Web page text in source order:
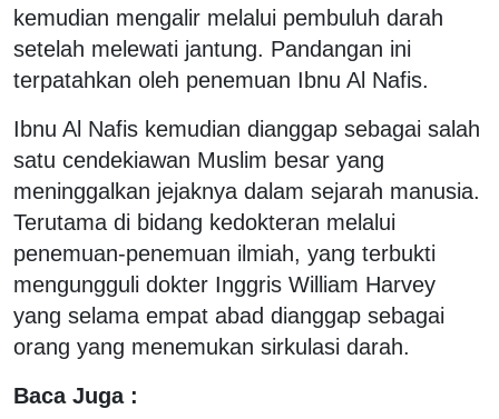
kemudian mengalir melalui pembuluh darah
setelah melewati jantung. Pandangan ini
terpatahkan oleh penemuan Ibnu Al Nafis.
Ibnu Al Nafis kemudian dianggap sebagai salah
satu cendekiawan Muslim besar yang
meninggalkan jejaknya dalam sejarah manusia.
Terutama di bidang kedokteran melalui
penemuan-penemuan ilmiah, yang terbukti
mengungguli dokter Inggris William Harvey
yang selama empat abad dianggap sebagai
orang yang menemukan sirkulasi darah.
Baca Juga :